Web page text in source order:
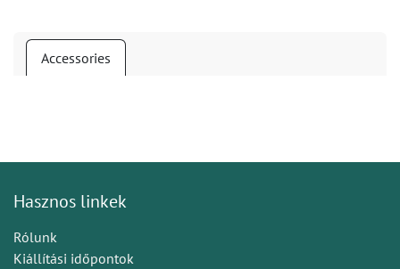
Accessories
Hasznos linkek
Rólunk
Kiállítási időpontok